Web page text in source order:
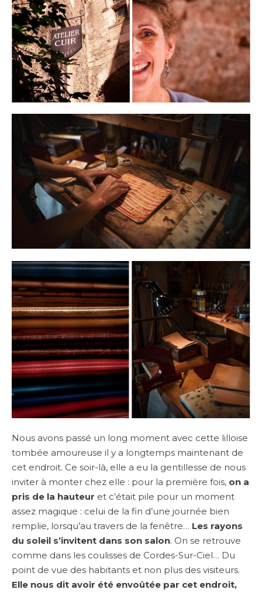
Nous avons passé un long moment avec cette lilloise
tombée amoureuse il y a longtemps maintenant de
cet endroit. Ce soir-là, elle a eu la gentillesse de nous
inviter à monter chez elle : pour la première fois, on a
pris de la hauteur et c’était pile pour un moment
assez magique : celui de la fin d’une journée bien
remplie, lorsqu’au travers de la fenêtre… Les rayons
du soleil s’invitent dans son salon. On se retrouve
comme dans les coulisses de Cordes-Sur-Ciel… Du
point de vue des habitants et non plus des visiteurs.
Elle nous dit avoir été envoûtée par cet endroit,